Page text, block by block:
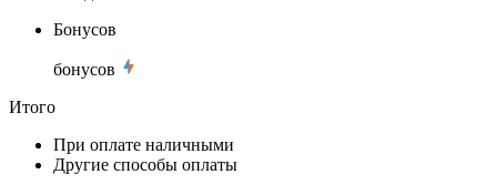
Бонусов
бонусов
Итого
При оплате наличными
Другие способы оплаты